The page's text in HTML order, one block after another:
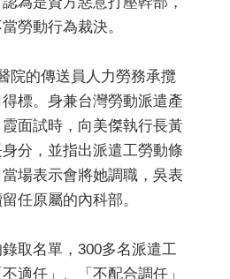
勞動行為裁決。
院的傳送員人力勞務承攬
標。身兼台灣勞動派遣產
面試時，向美傑執行長黃
分，並指出派遣工勞動條
場表示會將她調職，吳表
任原屬的內科部。
取名單，300多名派遣工
適任」、「不配合調任」